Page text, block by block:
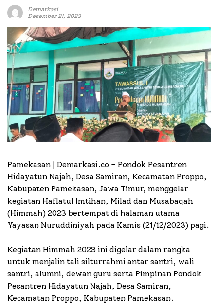
Demarkasi
Desember 21, 2023
Pamekasan | Demarkasi.co – Pondok Pesantren
Hidayatun Najah, Desa Samiran, Kecamatan Proppo,
Kabupaten Pamekasan, Jawa Timur, menggelar
kegiatan Haflatul Imtihan, Milad dan Musabaqah
(Himmah) 2023 bertempat di halaman utama
Yayasan Nuruddiniyah pada Kamis (21/12/2023) pagi.
Kegiatan Himmah 2023 ini digelar dalam rangka
untuk menjalin tali silturrahmi antar santri, wali
santri, alumni, dewan guru serta Pimpinan Pondok
Pesantren Hidayatun Najah, Desa Samiran,
Kecamatan Proppo, Kabupaten Pamekasan.